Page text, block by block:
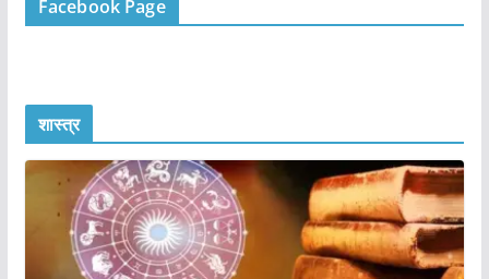
Facebook Page
शास्त्र